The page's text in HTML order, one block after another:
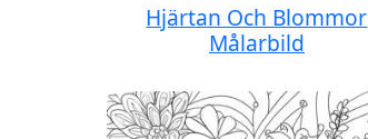
Hjärtan Och Blommor
Målarbild